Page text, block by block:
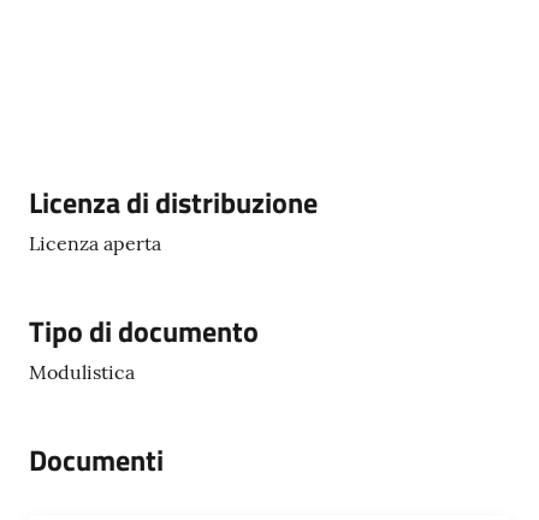
A
argomenti...
su
Descrizione
Licenza di distribuzione
Licenza aperta
Tipo di documento
Modulistica
Documenti